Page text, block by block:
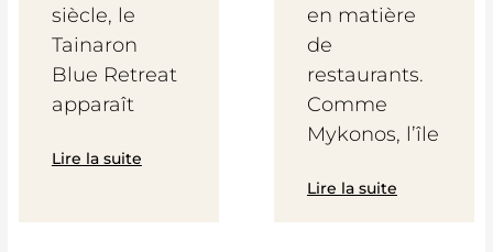
siècle, le
Tainaron
Blue Retreat
apparaît
Lire la suite
en matière
de
restaurants.
Comme
Mykonos, l’île
Lire la suite